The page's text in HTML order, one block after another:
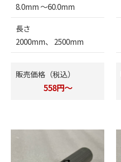
8.0mm 〜60.0mm
長さ
2000mm、 2500mm
販売価格（税込）
558円～